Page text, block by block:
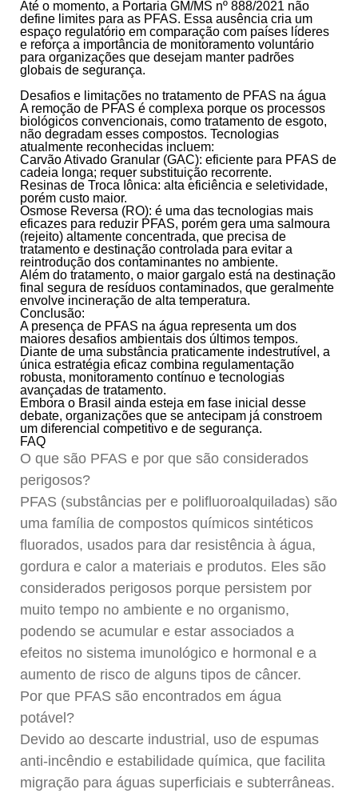
Até o momento, a Portaria GM/MS nº 888/2021 não
define limites para as PFAS. Essa ausência cria um
espaço regulatório em comparação com países líderes
e reforça a importância de monitoramento voluntário
para organizações que desejam manter padrões
globais de segurança.
Desafios e limitações no tratamento de PFAS na água
A remoção de PFAS é complexa porque os processos
biológicos convencionais, como tratamento de esgoto,
não degradam esses compostos. Tecnologias
atualmente reconhecidas incluem:
Carvão Ativado Granular (GAC): eficiente para PFAS de
cadeia longa; requer substituição recorrente.
Resinas de Troca Iônica: alta eficiência e seletividade,
porém custo maior.
Osmose Reversa (RO): é uma das tecnologias mais
eficazes para reduzir PFAS, porém gera uma salmoura
(rejeito) altamente concentrada, que precisa de
tratamento e destinação controlada para evitar a
reintrodução dos contaminantes no ambiente.
Além do tratamento, o maior gargalo está na destinação
final segura de resíduos contaminados, que geralmente
envolve incineração de alta temperatura.
Conclusão:
A presença de PFAS na água representa um dos
maiores desafios ambientais dos últimos tempos.
Diante de uma substância praticamente indestrutível, a
única estratégia eficaz combina regulamentação
robusta, monitoramento contínuo e tecnologias
avançadas de tratamento.
Embora o Brasil ainda esteja em fase inicial desse
debate, organizações que se antecipam já constroem
um diferencial competitivo e de segurança.
FAQ
O que são PFAS e por que são considerados
perigosos?
PFAS (substâncias per e polifluoroalquiladas) são
uma família de compostos químicos sintéticos
fluorados, usados para dar resistência à água,
gordura e calor a materiais e produtos. Eles são
considerados perigosos porque persistem por
muito tempo no ambiente e no organismo,
podendo se acumular e estar associados a
efeitos no sistema imunológico e hormonal e a
aumento de risco de alguns tipos de câncer.
Por que PFAS são encontrados em água
potável?
Devido ao descarte industrial, uso de espumas
anti-incêndio e estabilidade química, que facilita
migração para águas superficiais e subterrâneas.